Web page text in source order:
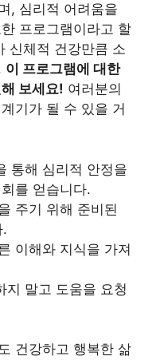
, 심리적 어려움을
프로그램이라고 할
신체적 건강만큼 소
이 프로그램에 대한
보세요! 여러분의
기가 될 수 있을 거
통해 심리적 안정을
를 얻습니다.
주기 위해 준비된
.
이해와 지식을 가져
지 말고 도움을 요청
건강하고 행복한 삶